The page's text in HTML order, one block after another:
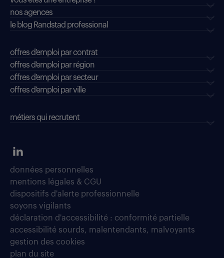
nos agences
le blog Randstad professional
offres d'emploi par contrat
offres d'emploi par région
offres d'emploi par secteur
offres d’emploi par ville
métiers qui recrutent
données personnelles
mentions légales & CGU
dispositifs d'alerte professionnelle
soyons vigilants
déclaration d'accessibilité : conformité partielle
accessibilité sourds, malentendants, malvoyants
gestion des cookies
plan du site